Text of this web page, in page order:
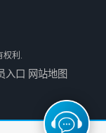
云南高加智能锅炉汽包液位计 窑头窑尾液位计
利.
入口 网站地图